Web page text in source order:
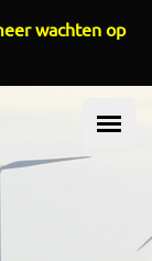
wachten op